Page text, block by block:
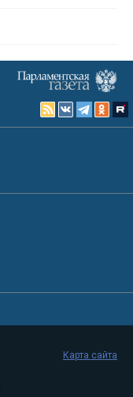
Карта сайта